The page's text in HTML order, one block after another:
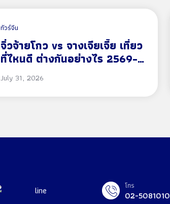
ทัวร์จีน
จิ่วจ้ายโกว vs จางเจียเจี้ย เที่ยว
ที่ไหนดี ต่างกันอย่างไร 2569-
2570
July 31, 2026
โทร
02-5081010